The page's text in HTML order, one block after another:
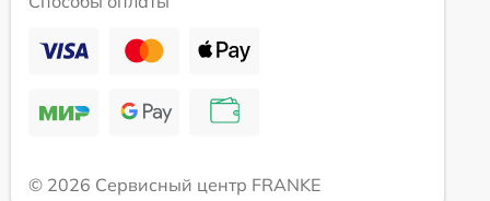
© 2026 Сервисный центр FRANKE